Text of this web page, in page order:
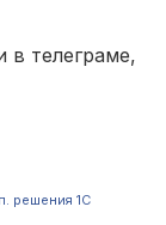
в телеграме,
решения 1С